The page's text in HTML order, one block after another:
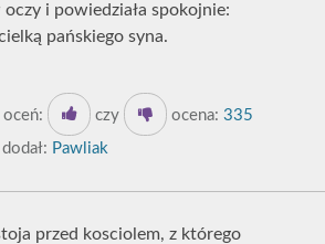
i powiedziała spokojnie:
pańskiego syna.
oceń: czy ocena: 335
dodał: Pawliak
przed kosciolem, z którego